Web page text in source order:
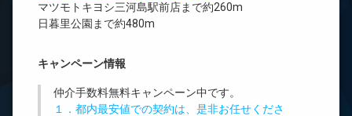
マツモトキヨシ三河島駅前店まで約260m
日暮里公園まで約480m
キャンペーン情報
仲介手数料無料キャンペーン中です。
１．都内最安値での契約は、是非お任せくださ